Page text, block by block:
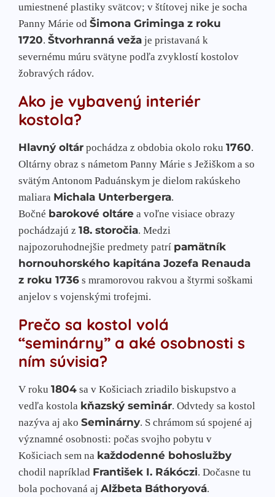
umiestnené plastiky svätcov; v štítovej nike je socha
Panny Márie od Šimona Griminga z roku
1720. Štvorhranná veža je pristavaná k
severnému múru svätyne podľa zvyklostí kostolov
žobravých rádov.
Ako je vybavený interiér
kostola?
Hlavný oltár pochádza z obdobia okolo roku 1760.
Oltárny obraz s námetom Panny Márie s Ježiškom a so
svätým Antonom Paduánskym je dielom rakúskeho
maliara Michala Unterbergera.
Bočné barokové oltáre a voľne visiace obrazy
pochádzajú z 18. storočia. Medzi
najpozoruhodnejšie predmety patrí pamätník
hornouhorského kapitána Jozefa Renauda
z roku 1736 s mramorovou rakvou a štyrmi soškami
anjelov s vojenskými trofejmi.
Prečo sa kostol volá
“seminárny” a aké osobnosti s
ním súvisia?
V roku 1804 sa v Košiciach zriadilo biskupstvo a
vedľa kostola kňazský seminár. Odvtedy sa kostol
nazýva aj ako Seminárny. S chrámom sú spojené aj
významné osobnosti: počas svojho pobytu v
Košiciach sem na každodenné bohoslužby
chodil napríklad František I. Rákóczi. Dočasne tu
bola pochovaná aj Alžbeta Báthoryová.